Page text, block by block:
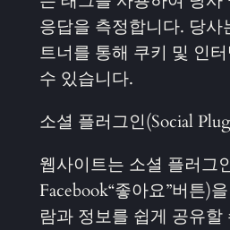
응답을 측정합니다. 당
트너를 통해 쿠키 및 인
수 있습니다.
소셜 플러그인(Social
웹사이트는 소셜 플러그
Facebook“좋아요”버튼)
람과 정보를 쉽게 공유